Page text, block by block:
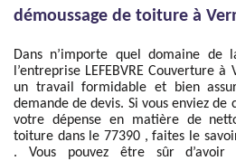
démoussage de toiture à
Dans n’importe quel domaine de
l’entreprise LEFEBVRE Couverture
un travail formidable et bien
demande de devis. Si vous enviez de
votre dépense en matière de
toiture dans le 77390 , faites le
. Vous pouvez être sûr d’avoir